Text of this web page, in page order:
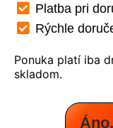
Platba pri
Rýchle
Ponuka platí iba
skladom.